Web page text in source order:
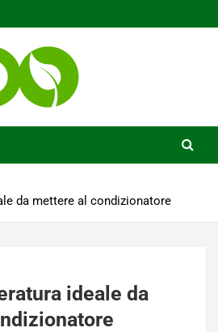
da mettere al condizionatore
ideale da